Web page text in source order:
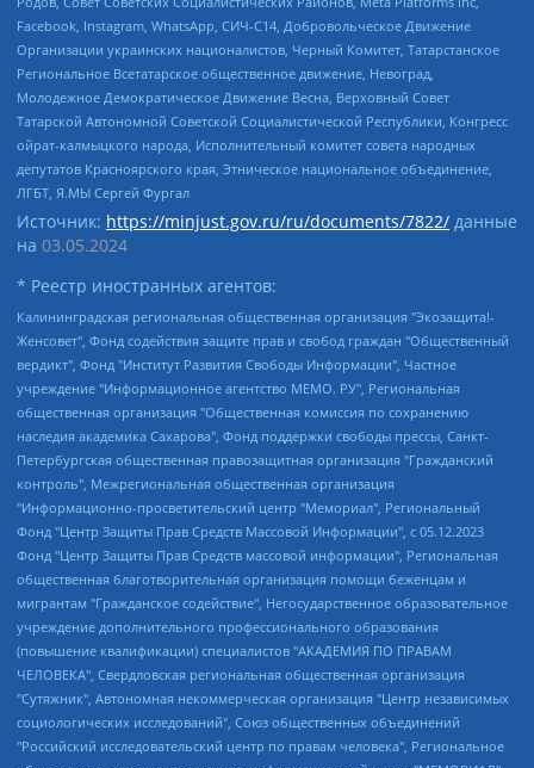
Facebook, Instagram, WhatsApp, СИЧ-С14, Добровольческое Движение
Организации украинских националистов, Черный Комитет, Татарстанское
Региональное Всетатарское общественное движение, Невоград,
Молодежное Демократическое Движение Весна, Верховный Совет
Татарской Автономной Советской Социалистической Республики, Конгресс
ойрат-калмыцкого народа, Исполнительный комитет совета народных
депутатов Красноярского края, Этническое национальное объединение,
ЛГБТ, Я.МЫ Сергей Фургал
Источник: https://minjust.gov.ru/ru/documents/7822/ данные
на 03.05.2024
* Реестр иностранных агентов:
Калининградская региональная общественная организация "Экозащита!-Женсовет", Фонд содействия защите прав и свобод граждан "Общественный вердикт", Фонд "Институт Развития Свободы Информации", Частное учреждение "Информационное агентство МЕМО. РУ", Региональная общественная организация "Общественная комиссия по сохранению наследия академика Сахарова", Фонд поддержки свободы прессы, Санкт-Петербургская общественная правозащитная организация "Гражданский контроль", Межрегиональная общественная организация "Информационно-просветительский центр "Мемориал", Региональный Фонд "Центр Защиты Прав Средств Массовой Информации", с 05.12.2023 Фонд "Центр Защиты Прав Средств массовой информации", Региональная общественная благотворительная организация помощи беженцам и мигрантам "Гражданское содействие", Негосударственное образовательное учреждение дополнительного профессионального образования (повышение квалификации) специалистов "АКАДЕМИЯ ПО ПРАВАМ ЧЕЛОВЕКА", Свердловская региональная общественная организация "Сутяжник", Автономная некоммерческая организация "Центр независимых социологических исследований", Союз общественных объединений "Российский исследовательский центр по правам человека", Региональное общественное учреждение научно-информационный центр "МЕМОРИАЛ", Некоммерческая организация "Фонд защиты гласности", Автономная некоммерческая организация "Институт прав человека", Городская общественная организация "Екатеринбургское общество "МЕМОРИАЛ", Городская общественная организация "Рязанское историко-просветительское и правозащитное общество "Мемориал" (Рязанский Мемориал), Челябинский региональный орган общественной самодеятельности – женское общественное объединение "Женщины Евразии", Челябинский региональный орган общественной самодеятельности "Уральская правозащитная группа", Фонд содействия защите здоровья и социальной справедливости имени Андрея Рылькова, Автономная Некоммерческая Организация "Аналитический Центр Юрия Левады", Автономная некоммерческая организация социальной поддержки населения "Проект Апрель", Региональная общественная организация помощи женщинам и детям, находящимся в кризисной ситуации "Информационно-методический центр "Анна", Фонд содействия развитию массовых коммуникаций и правовому просвещению "Так-так-Так", Фонд содействия устойчивому развитию "Серебряная тайга", Свердловский региональный общественный фонд социальных проектов "Новое время", "Idel.Реалии", Кавказ.Реалии, Крым.Реалии, Телеканал Настоящее Время, Татаро-башкирская служба Радио Свобода (Azatliq Radiosi), Радио Свободная Европа/Радио Свобода (PCE/PC), "Сибирь.Реалии", "Фактограф", Благотворительный фонд помощи осужденным и их семьям, Автономная некоммерческая организация "Институт глобализации и социальных движений", Фонд "В защиту прав заключенных", Частное учреждение "Центр поддержки и содействия развитию средств массовой информации", Пензенский региональный общественный благотворительный фонд "Гражданский союз", "Север.Реалии", Некоммерческая организация Фонд "Правовая инициатива", Общество с ограниченной ответственностью "Радио Свободная Европа/Радио Свобода", Чешское информационное агентство "MEDIUM-ORIENT", Красноярская региональная общественная организация "Мы против СПИДа", Камалягин Денис Николаевич, Маркелов Сергей Евгеньевич, Пономарев Лев Александрович, Савицкая Людмила Алексеевна, Автономная некоммерческая организация "Центр по работе с проблемой насилия "НАСИЛИЮ.НЕТ", Межрегиональный профессиональный союз работников здравоохранения "Альянс врачей", Юридическое лицо, зарегистрированное в Латвийской Республике, SIA "Medusa Project" (регистрационный номер 40103797863, дата регистрации 10.06.2014), Некоммерческая организация "Фонд по борьбе с коррупцией", Автономная некоммерческая организация "Институт права и публичной политики", Баданин Роман Сергеевич, Гликин Максим Александрович, Железнова Мария Михайловна, Лукьянова Юлия Сергеевна, Маетная Елизавета Витальевна, Маняхин Петр Борисович, Чуракова Ольга Владимировна, Ярош Юлия Петровна, Юридическое лицо "The Insider SIA", зарегистрированное в Риге, Латвийская Республика (дата регистрации 26.06.2015), являющееся администратором доменного имени интернет-издания "The Insider SIA", https://theins.ru, Постернак Алексей Евгеньевич, Рубин Михаил Аркадьевич, Анин Роман Александрович, Юридическое лицо Istories fonds, зарегистрированное в Латвийской Республике (регистрационный номер 50008295751, дата регистрации 24.02.2020), Великовский Дмитрий Александрович, Долинина Ирина Николаевна, Мароховская Алеся Алексеевна, Шлейнов Роман Юрьевич, Шмагун Олеся Валентиновна, Общество с ограниченной ответственностью "Альтаир 2021", Общество с ограниченной ответственностью "Вега 2021", Общество с ограниченной ответственностью "Главный редактор 2021", Общество с ограниченной ответственностью "Ромашки монолит", Важенков Артем Валерьевич, Ивановская областная общественная организация "Центр гендерных исследований", Гурман Юрий Альбертович, Медиапроект "ОВД-Инфо", Егоров Владимир Владимирович, Жилинский Владимир Александрович, Общество с ограниченной ответственностью "ЗП", Иванова София Юрьевна, Карезина Инна Павловна, Кильтау Екатерина Викторовна, Петров Алексей Викторович, Пискунов Сергей Евгеньевич, Смирнов Сергей Сергеевич, Тихонов Михаил Сергеевич, Общество с ограниченной ответственностью "ЖУРНАЛИСТ-ИНОСТРАННЫЙ АГЕНТ", Арапова Галина Юрьевна, Вольтская Татьяна Анатольевна, Американская компания "Mason G.E.S. Anonymous Foundation" (США), являющаяся владельцем интернет-издания https://mnews.world/, Компания "Stichting Bellingcat", зарегистрированная в Нидерландах (дата регистрации 11.07.2018), Захаров Андрей Вячеславович, Клепиковская Екатерина Дмитриевна, Общество с ограниченной ответственностью "МЕМО", Перл Роман Александрович, Симонов Евгений Алексеевич, Соловьева Елена Анатольевна, Сотников Даниил Владимирович, Сурначева Елизавета Дмитриевна, Автономная некоммерческая организация по защите прав человека и информированию населения "Якутия – Наше Мнение", Общество с ограниченной ответственностью "Москоу диджитал медиа", с 26.01.2023 Общество с ограниченной ответственностью "Чайка Белые сады", Ветошкина Валерия Валерьевна, Заговора Максим Александрович, Межрегиональное общественное движение "Российская ЛГБТ - сеть", Оленичев Максим Владимирович, Павлов Иван Юрьевич, Скворцова Елена Сергеевна, Общество с ограниченной ответственностью "Как бы инагент", Кочетков Игорь Викторович, Общество с ограниченной ответственностью "Честные выборы", Еланчик Олег Александрович, Общество с ограниченной ответственностью "Нобелевский призыв", Гималова Регина Эмилевна, Григорьев Андрей Валерьевич, Григорьева Алина Александровна, Ассоциация по содействию защите прав призывников, альтернативнослужащих и военнослужащих "Правозащитная группа "Гражданин.Армия.Право", Хисамова Регина Фаритовна, Автономная некоммерческая организация по реализации социально-правовых программ "Лилит", Дальневосточное общественное движение "Маяк", Санкт-Петербургская ЛГБТ-инициативная группа "Выход", Инициативная группа ЛГБТ+ "Реверс", Алексеев Андрей Викторович, Бекбулатова Таисия Львовна, Беляев Иван Михайлович, Владыкина Елена Сергеевна, Гельман Марат Александрович, Никульшина Вероника Юрьевна, Толоконникова Надежда Андреевна, Шендерович Виктор Анатольевич, Общество с ограниченной ответственностью "Данное сообщение", Общество с ограниченной ответственностью Издательский дом "Новая глава", Айнбиндер Александра Александровна, Московский комьюнити-центр для ЛГБТ+инициатив, Благотворительный фонд развития филантропии, Deutsche Welle (Германия, Kurt-Schumacher-Strasse 3, 53113 Bonn), Борзунова Мария Михайловна, Воробьев Виктор Викторович, Голубева Анна Львовна, Константинова Алла Михайловна, Малкова Ирина Владимировна, Мурадов Мурад Абдулгалимович, Осетинская Елизавета Николаевна, Понасенков Евгений Николаевич, Ганапольский Матвей Юрьевич, Киселев Евгений Алексеевич, Борухович Ирина Григорьевна, Дремин Иван Тимофеевич, Дубровский Дмитрий Викторович, Красноярская региональная общественная организация поддержки и развития альтернативных образовательных технологий и межкультурных коммуникаций "ИНТЕРРА", Маяковская Екатерина Алексеевна, Фейгин Марк Захарович, Филимонов Андрей Викторович, Дзугкоева Регина Николаевна, Доброхотов Роман Александрович, Дудь Юрий Александрович, Елкин Сергей Владимирович, Кругликов Кирилл Игоревич, Сабунаева Мария Леонидовна, Семенов Алексей Владимирович, Шаинян Карен Багратович, Шульман Екатерина Михайловна, Асафьев Артур Валерьевич, Вахштайн Виктор Семенович, Венедиктов Алексей Алексеевич, Лушникова Екатерина Евгеньевна, Волков Леонид Михайлович, Невзоров Александр Глебович, Пархоменко Сергей Борисович, Сироткин Ярослав Николаевич, Кара-Мурза Владимир Владимирович, Баранова Наталья Владимировна, Гозман Леонид Яковлевич, Кагарлицкий Борис Юльевич, Климарев Михаил Валерьевич, Милов Владимир Станиславович, Автономная некоммерческая организация Краснодарский центр современного искусства "Типография", Моргенштерн Алишер Тагирович, Соболь Любовь Эдуардовна, Общество с ограниченной ответственностью "ЛИЗА НОРМ", Каспаров Гарри Кимович, Ходорковский Михаил Борисович, Общество с ограниченной ответственностью "Апрельские тезисы", Данилович Ирина Брониславовна, Кашин Олег Владимирович, Петров Николай Владимирович, Пивоваров Алексей Владимирович, Соколов Михаил Владимирович, Цветкова Юлия Владимировна, Чичваркин Евгений Александрович, Комитет против пыток/Команда против пыток, Общество с ограниченной ответственностью "Первый научный", Общество с ограниченной ответственностью "Вертолет и ко", Белоцерковская Вероника Борисовна, Кац Максим Евгеньевич, Лазарева Татьяна Юрьевна, Шаведдинов Руслан Табризович, Яшин Илья Валерьевич, Общество с ограниченной ответственностью "Иноагент ААВ", Алешковский Дмитрий Петрович, Альбац Евгения Марковна, Быков Дмитрий Львович, Галямина Юлия Евгеньевна, Лойко Сергей Леонидович, Мартынов Кирилл Константинович, Медведев Сергей Александрович, Крашенинников Федор Геннадиевич, Гордеева Катерина Вл